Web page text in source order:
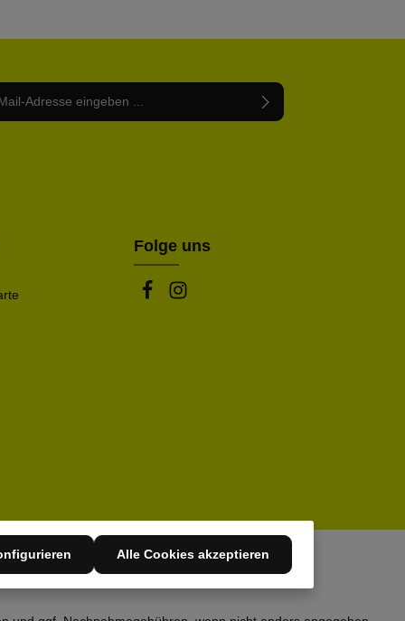
Folge uns
Alle Cookies akzeptieren